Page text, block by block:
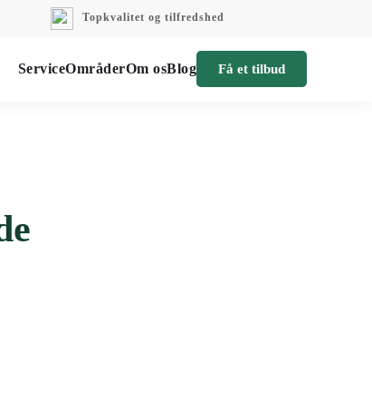
ServiceOmråderOm osBlog Få et tilbud
Topkvalitet og tilfredshed